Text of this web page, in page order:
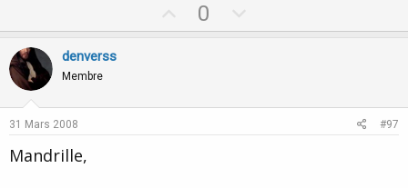
p
0
o
denverss
Membre
31 Mars 2008 #97
Mandrille,